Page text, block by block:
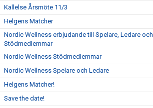
Kallelse Årsmöte 11/3
Helgens Matcher
Nordic Wellness erbjudande till Spelare, Ledare och
Stödmedlemmar
Nordic Wellness Stödmedlemmar
Nordic Wellness Spelare och Ledare
Helgens Matcher!
Save the date!